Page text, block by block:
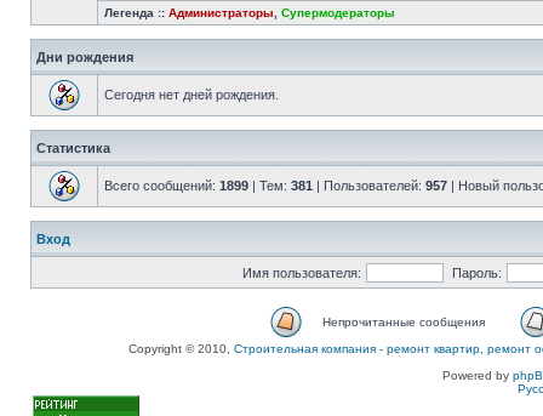
Легенда :: Администраторы Супермодераторы
Дни рождения
Сегодня нет дней рождения.
Статистика
Всего сообщений: 1899 | Тем: 381 | Пользователей: 957 | Новый
Вход
Имя пользователя: Пароль:
Непрочитанные сообщения
Copyright © 2010, Строительная компания - ремонт квартир, ремонт
Powered by